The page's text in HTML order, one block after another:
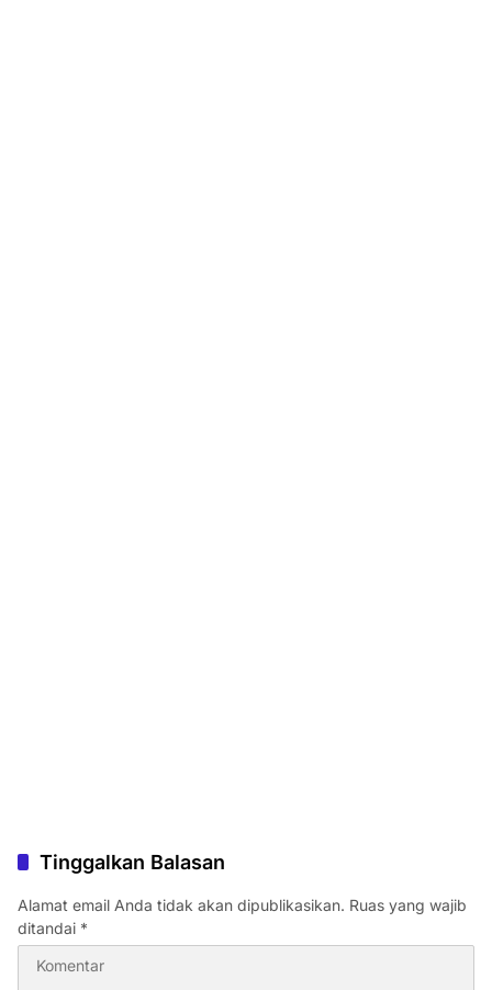
Tinggalkan Balasan
Alamat email Anda tidak akan dipublikasikan. Ruas yang wajib
ditandai *